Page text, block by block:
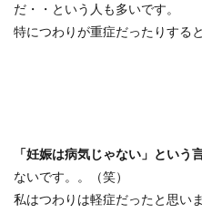
だ・・という人も多いです。
特につわりが重症だったりする
「妊娠は病気じゃない」という
ないです。。（笑）
私はつわりは軽症だったと思い